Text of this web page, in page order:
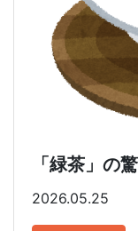
「緑茶」の
2026.05.25